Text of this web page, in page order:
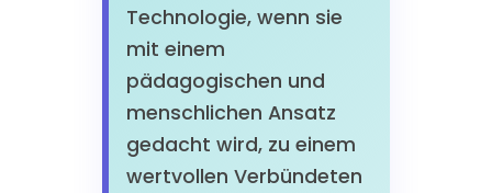
Technologie, wenn sie
mit einem
pädagogischen und
menschlichen Ansatz
gedacht wird, zu einem
wertvollen Verbündeten